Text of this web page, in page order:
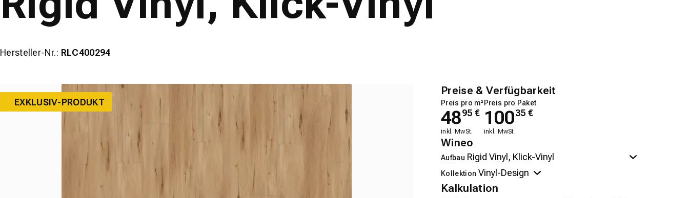
wineo
Hersteller-Nr.: RLC400294
EXKLUSIV-PRODUKT
Preise & Verfügbarkeit
Preis pro m²
4895 €
inkl. MwSt.
Preis pro Paket
10035 €
inkl. MwSt.
Wineo
Aufbau
Kollektion
Kalkulation